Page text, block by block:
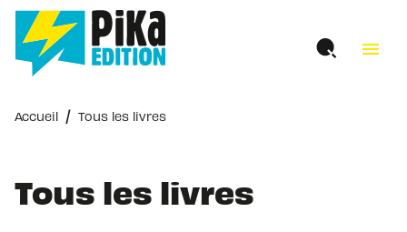
MENU RECHERCHE
PIED DE PAGE
menu
Accueil / Tous les livres
Tous les livres